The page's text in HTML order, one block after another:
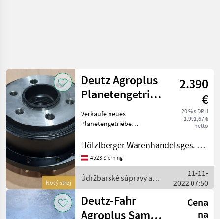
Nový stroj
Deutz Agroplus
Planetengetriebe
NEU
2.390
€
20 % s DPH
1.991,67 €
netto
Verkaufe neues
Planetengetriebe
passend zu: Deutz
Same Dorado, Argon
Lamborghini Sprint und
Crono R2 Hürlimann X
Hölzlberger Warenhandelsges. m. b. H.
4523 Sierning
Údržbarské súpravy a
súčiastky / Deutz Fahr
11-11-
2022 07:50
Deutz-Fahr
Agroplus Same
Cena
na